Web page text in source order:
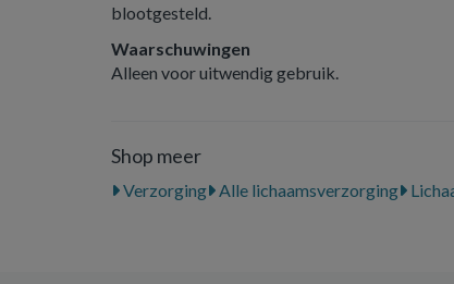
blootgesteld.
Waarschuwingen
Alleen voor uitwendig gebruik.
Shop meer
Verzorging Alle lichaamsverzorging